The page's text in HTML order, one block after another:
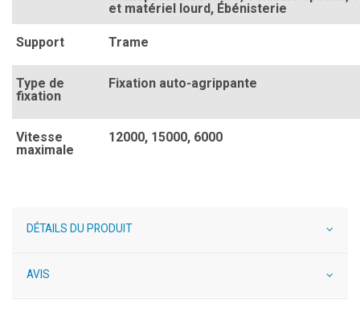
et matériel lourd, Ébénisterie
Support Trame
Type de
fixation
Fixation auto-agrippante
Vitesse
maximale
12000, 15000, 6000
DÉTAILS DU PRODUIT
AVIS